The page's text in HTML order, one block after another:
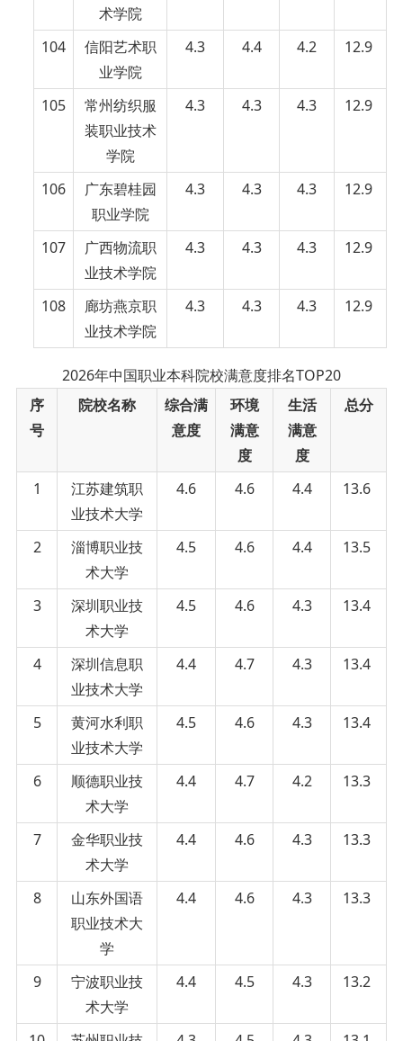
术学院
104
信阳艺术职
业学院
4.3 4.4 4.2 12.9
105
常州纺织服
装职业技术
学院
4.3 4.3 4.3 12.9
106
广东碧桂园
职业学院
4.3 4.3 4.3 12.9
107
广西物流职
业技术学院
4.3 4.3 4.3 12.9
108
廊坊燕京职
业技术学院
4.3 4.3 4.3 12.9
2026年中国职业本科院校满意度排名TOP20
序
号
院校名称
综合满
意度
环境
满意
度
生活
满意
度
总分
1
江苏建筑职
业技术大学
4.6 4.6 4.4 13.6
2
淄博职业技
术大学
4.5 4.6 4.4 13.5
3
深圳职业技
术大学
4.5 4.6 4.3 13.4
4
深圳信息职
业技术大学
4.4 4.7 4.3 13.4
5
黄河水利职
业技术大学
4.5 4.6 4.3 13.4
6
顺德职业技
术大学
4.4 4.7 4.2 13.3
7
金华职业技
术大学
4.4 4.6 4.3 13.3
8
山东外国语
职业技术大
学
4.4 4.6 4.3 13.3
9
宁波职业技
术大学
4.4 4.5 4.3 13.2